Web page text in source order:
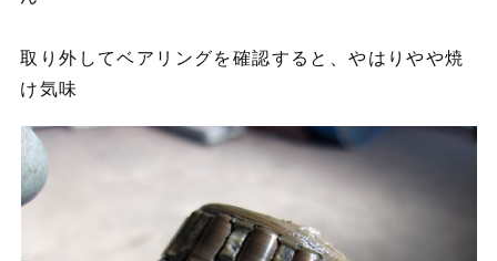
取り外してベアリングを確認すると、やはりやや焼
け気味